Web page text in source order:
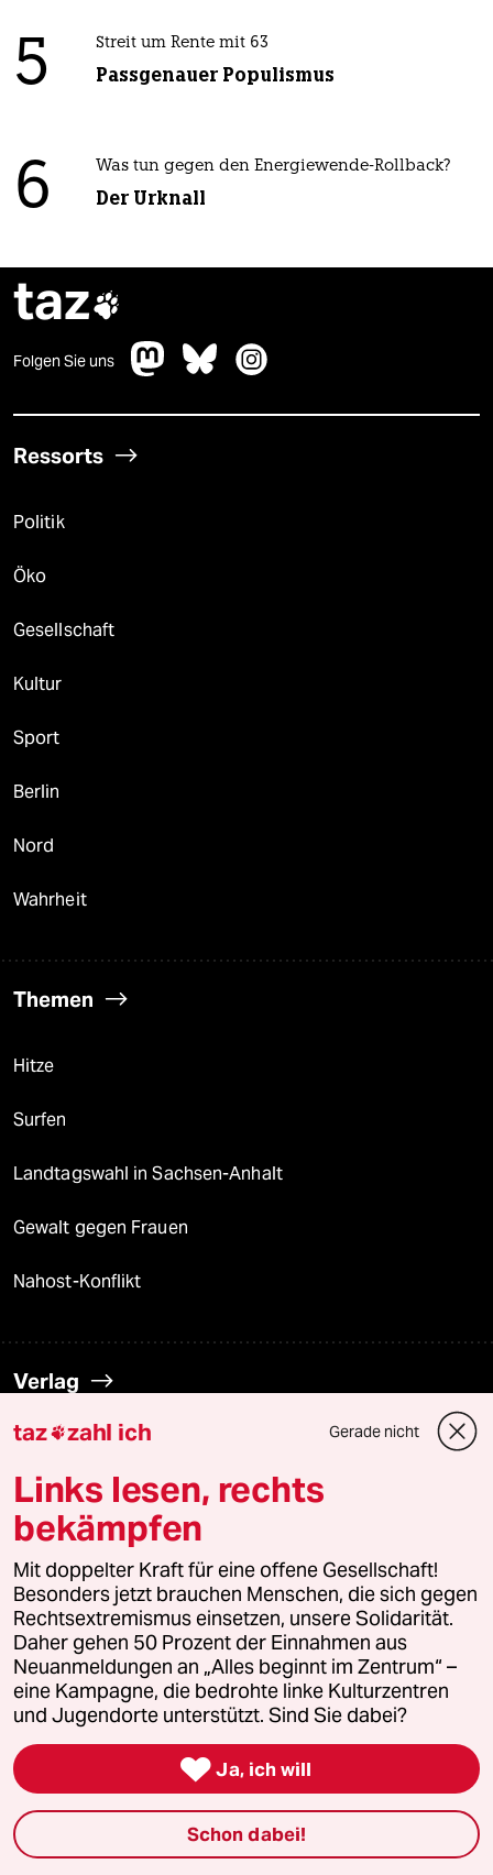
5 Streit um Rente mit 63
Passgenauer Populismus
6 Was tun gegen den Energiewende-Rollback?
Der Urknall
taz
Folgen Sie uns
Ressorts
Politik
Öko
Gesellschaft
Kultur
Sport
Berlin
Nord
Wahrheit
Themen
Hitze
Surfen
Landtagswahl in Sachsen-Anhalt
Gewalt gegen Frauen
Nahost-Konflikt
Verlag
Aktuelles
Hausblog
Stellen
Presse
Unterstützen
abo
taz zahl ich Gerade nicht
Links lesen, rechts
bekämpfen
Mit doppelter Kraft für eine offene Gesellschaft!
Besonders jetzt brauchen Menschen, die sich gegen
Rechtsextremismus einsetzen, unsere Solidarität.
Daher gehen 50 Prozent der Einnahmen aus
Neuanmeldungen an „Alles beginnt im Zentrum“ –
eine Kampagne, die bedrohte linke Kulturzentren
und Jugendorte unterstützt. Sind Sie dabei?
 Ja, ich will
Schon dabei!